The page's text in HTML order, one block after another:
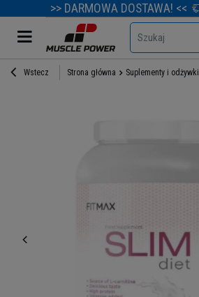
>> DARMOWA DOSTAWA! <<
Szukaj
Wstecz Strona główna Suplementy i odżywki